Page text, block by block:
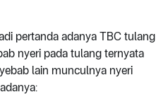
pertanda adanya TBC tulang
nyeri pada tulang ternyata
lain munculnya nyeri